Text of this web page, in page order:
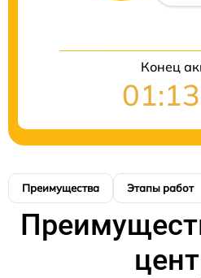
Конец
Преимущества Этапы работ